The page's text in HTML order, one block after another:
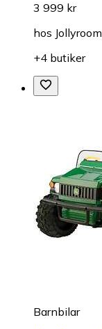
3 999 kr
hos Jollyroom
+4 butiker
Barnbilar